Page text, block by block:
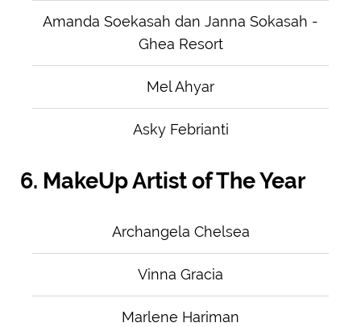
Amanda Soekasah dan Janna Sokasah -
Ghea Resort
Mel Ahyar
Asky Febrianti
6. MakeUp Artist of The Year
Archangela Chelsea
Vinna Gracia
Marlene Hariman